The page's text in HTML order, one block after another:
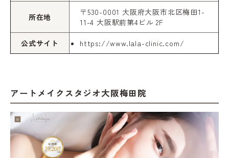
所在地
〒530-0001 大阪府大阪市北区梅田1-
11-4 大阪駅前第4ビル 2F
公式サイト https://www.lala-clinic.com/
アートメイクスタジオ大阪梅田院